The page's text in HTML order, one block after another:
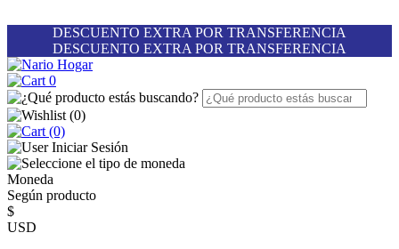
DESCUENTO EXTRA POR TRANSFERENCIA
DESCUENTO EXTRA POR TRANSFERENCIA
0
(0)
(0)
Iniciar Sesión
Moneda
Según producto
$
USD